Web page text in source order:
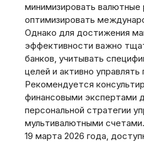
минимизировать валютные
оптимизировать
Однако для достижения
эффективности важно
банков, учитывать
целей и активно
Рекомендуется
финансовыми экспертами
персональной стратегии
мультивалютными
19 марта 2026 года,